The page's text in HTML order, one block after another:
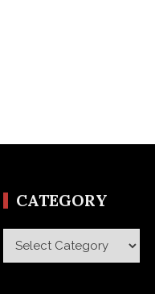
CATEGORY
Category